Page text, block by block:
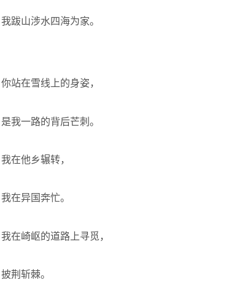
我跋山涉水四海为家。
你站在雪线上的身姿，
是我一路的背后芒刺。
我在他乡辗转，
我在异国奔忙。
我在崎岖的道路上寻觅，
披荆斩棘。